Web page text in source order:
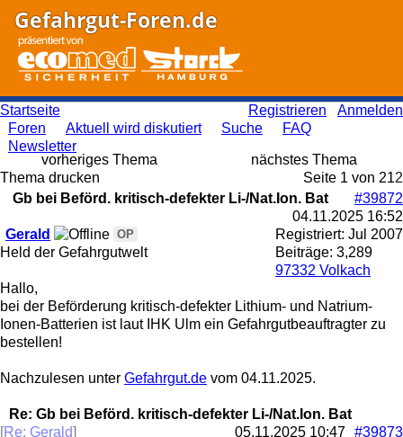
Gefahrgut-Foren.de
Registrieren Anmelden
Startseite
Foren
Aktuell wird diskutiert Suche
FAQ
Newsletter
vorheriges Thema
nächstes Thema
Thema drucken
Seite 1 von 212
Gb bei Beförd. kritisch-defekter Li-/Nat.Ion. Bat
#39872
04.11.2025 16:52
Registriert: Jul 2007
Beiträge: 3,289
97332 Volkach
Gerald OP
Held der Gefahrgutwelt
Hallo,
bei der Beförderung kritisch-defekter Lithium- und Natrium-
Ionen-Batterien ist laut IHK Ulm ein Gefahrgutbeauftragter zu
bestellen!
Nachzulesen unter Gefahrgut.de vom 04.11.2025.
Re: Gb bei Beförd. kritisch-defekter Li-/Nat.Ion. Bat
[Re: Gerald] #39873
05.11.2025 10:47